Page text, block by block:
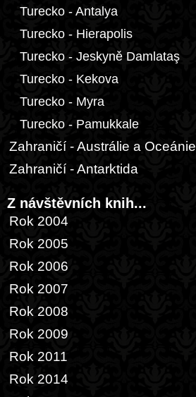
Turecko - Antalya
Turecko - Hierapolis
Turecko - Jeskyně Damlataş
Turecko - Kekova
Turecko - Myra
Turecko - Pamukkale
Zahraničí - Austrálie a Oceánie
Zahraničí - Antarktida
Z návštěvních knih...
Rok 2004
Rok 2005
Rok 2006
Rok 2007
Rok 2008
Rok 2009
Rok 2011
Rok 2014